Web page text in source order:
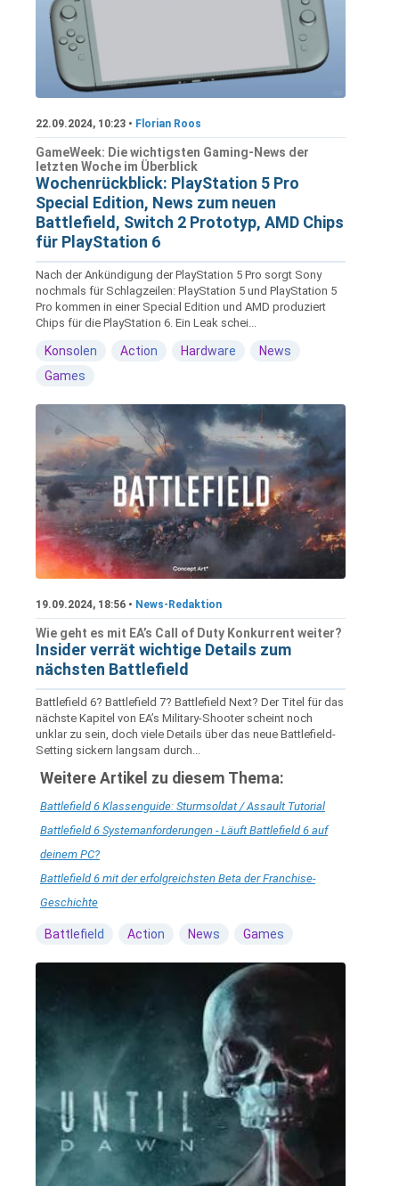
22.09.2024, 10:23 • Florian Roos
GameWeek: Die wichtigsten Gaming-News der
letzten Woche im Überblick
Wochenrückblick: PlayStation 5 Pro
Special Edition, News zum neuen
Battlefield, Switch 2 Prototyp, AMD Chips
für PlayStation 6
Nach der Ankündigung der PlayStation 5 Pro sorgt Sony
nochmals für Schlagzeilen: PlayStation 5 und PlayStation 5
Pro kommen in einer Special Edition und AMD produziert
Chips für die PlayStation 6. Ein Leak schei...
Konsolen Action Hardware
News
Games
19.09.2024, 18:56 • News-Redaktion
Wie geht es mit EA’s Call of Duty Konkurrent weiter?
Insider verrät wichtige Details zum
nächsten Battlefield
Battlefield 6? Battlefield 7? Battlefield Next? Der Titel für das
nächste Kapitel von EA’s Military-Shooter scheint noch
unklar zu sein, doch viele Details über das neue Battlefield-
Setting sickern langsam durch...
Weitere Artikel zu diesem Thema:
Battlefield 6 Klassenguide: Sturmsoldat / Assault Tutorial
Battlefield 6 Systemanforderungen - Läuft Battlefield 6 auf
deinem PC?
Battlefield 6 mit der erfolgreichsten Beta der Franchise-
Geschichte
Battlefield Action News Games